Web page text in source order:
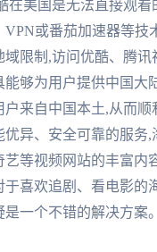
在美国是无法直接观看
VPN或番茄加速器等技
域限制,访问优酷、腾讯
能够为用户提供中国大
户来自中国本土,从而
优异、安全可靠的服务,
艺等视频网站的丰富内
于喜欢追剧、看电影的
一个不错的解决方案。